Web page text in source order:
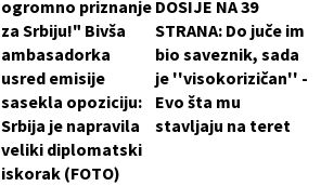
ogromno priznanje
za Srbiju!" Bivša
ambasadorka
usred emisije
sasekla opoziciju:
Srbija je napravila
veliki diplomatski
iskorak (FOTO)
DOSIJE NA 39
STRANA: Do juče im
bio saveznik, sada
je ''visokorizičan'' -
Evo šta mu
stavljaju na teret